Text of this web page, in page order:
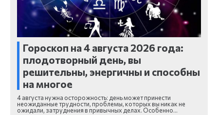
Гороскоп на 4 августа 2026 года:
плодотворный день, вы
решительны, энергичны и способны
на многое
4 августа нужна осторожность: день может принести
неожиданные трудности, проблемы, которых вы никак не
ожидали, затруднения в привычных делах. Особенно…